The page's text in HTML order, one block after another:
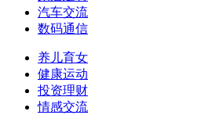
汽车交流
数码通信
养儿育女
健康运动
投资理财
情感交流